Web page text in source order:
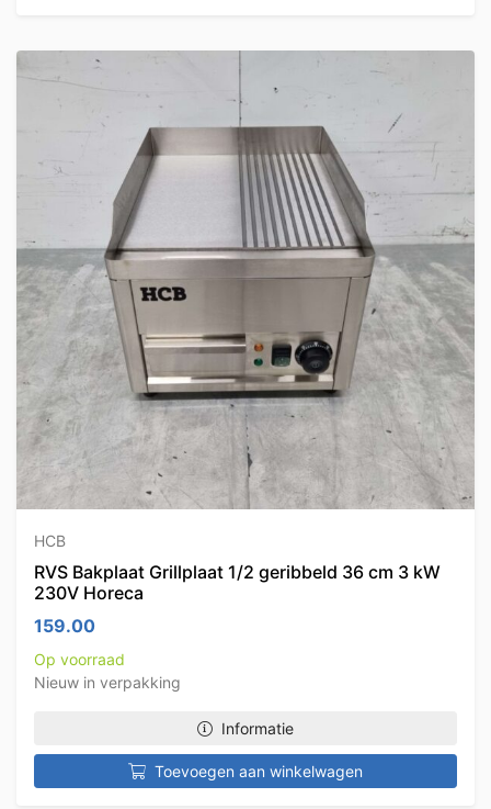
HCB
RVS Bakplaat Grillplaat 1/2 geribbeld 36 cm 3 kW
230V Horeca
159.00
Op voorraad
Nieuw in verpakking
Informatie
Toevoegen aan winkelwagen